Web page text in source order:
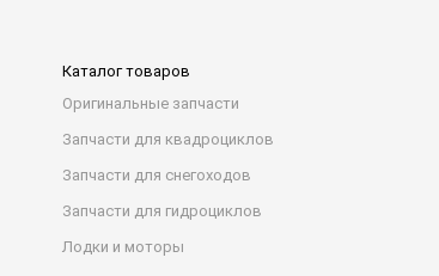
Каталог товаров
Оригинальные запчасти
Запчасти для квадроциклов
Запчасти для снегоходов
Запчасти для гидроциклов
Лодки и моторы